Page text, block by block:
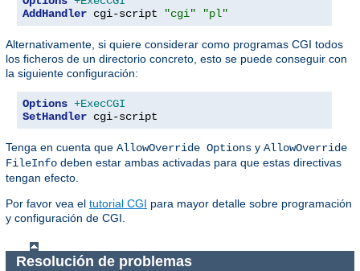
AddHandler cgi-script "cgi" "pl"
Alternativamente, si quiere considerar como programas CGI todos
los ficheros de un directorio concreto, esto se puede conseguir con
la siguiente configuración:
Options +ExecCGI
SetHandler cgi-script
Tenga en cuenta que AllowOverride Options y AllowOverride
FileInfo deben estar ambas activadas para que estas directivas
tengan efecto.
Por favor vea el tutorial CGI para mayor detalle sobre programación
y configuración de CGI.
Resolución de problemas